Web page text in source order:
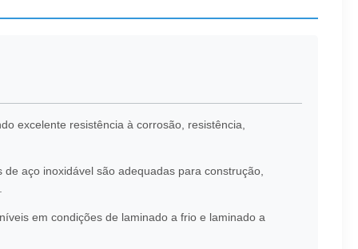
excelente resistência à corrosão, resistência,
aço inoxidável são adequadas para construção,
em condições de laminado a frio e laminado a